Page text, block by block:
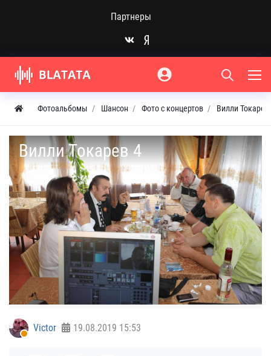
Партнеры
Фотоальбомы Шансон Фото с концертов Вилли
Вилли Токарев 4
Victor 19.08.2019 15:53